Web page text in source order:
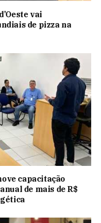
vai
de pizza na
capacitação
de mais de R$